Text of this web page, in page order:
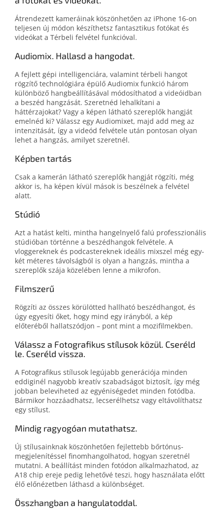
Átrendezett kameráinak köszönhetően az iPhone 16-on
teljesen új módon készíthetsz fantasztikus fotókat és
videókat a Térbeli felvétel funkcióval.
Audiomix. Hallasd a hangodat.
A fejlett gépi intelligenciára, valamint térbeli hangot
rögzítő technológiára épülő Audiomix funkció három
különböző hangbeállításával módosíthatod a videóidban
a beszéd hangzását. Szeretnéd lehalkítani a
háttérzajokat? Vagy a képen látható szereplők hangját
emelnéd ki? Válassz egy Audiomixet, majd add meg az
intenzitását, így a videód felvétele után pontosan olyan
lehet a hangzás, amilyet szeretnél.
Képben tartás
Csak a kamerán látható szereplők hangját rögzíti, még
akkor is, ha képen kívül mások is beszélnek a felvétel
alatt.
Stúdió
Azt a hatást kelti, mintha hangelnyelő falú professzionális
stúdióban történne a beszédhangok felvétele. A
vloggereknek és podcastereknek ideális mixszel még egy-
két méteres távolságból is olyan a hangzás, mintha a
szereplők szája közelében lenne a mikrofon.
Filmszerű
Rögzíti az összes körülötted hallható beszédhangot, és
úgy egyesíti őket, hogy mind egy irányból, a kép
előteréből hallatszódjon – pont mint a mozifilmekben.
Válassz a Fotografikus stílusok közül. Cseréld
le. Cseréld vissza.
A Fotografikus stílusok legújabb generációja minden
eddiginél nagyobb kreatív szabadságot biztosít, így még
jobban beleviheted az egyéniségedet minden fotódba.
Bármikor hozzáadhatsz, lecserélhetsz vagy eltávolíthatsz
egy stílust.
Mindig ragyogóan mutathatsz.
Új stílusainknak köszönhetően fejlettebb bőrtónus-
megjelenítéssel finomhangolhatod, hogyan szeretnél
mutatni. A beállítást minden fotódon alkalmazhatod, az
A18 chip ereje pedig lehetővé teszi, hogy használata előtt
élő előnézetben láthasd a különbséget.
Összhangban a hangulatoddal.